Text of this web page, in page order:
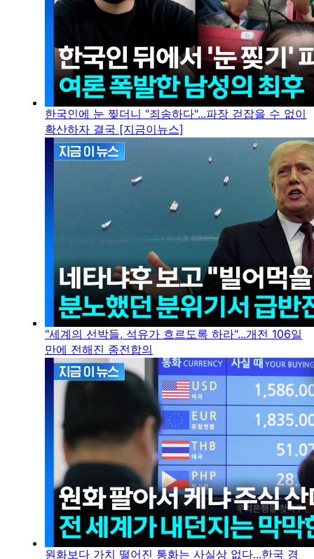
한국인에 눈 찢더니 "죄송하다"...파장 걷잡을 수 없이
확산하자 결국 [지금이뉴스]
"세계의 선박들, 석유가 흐르도록 하라"...개전 106일
만에 전해진 종전합의
원화보다 가치 떨어진 통화는 사실상 없다...한국 경